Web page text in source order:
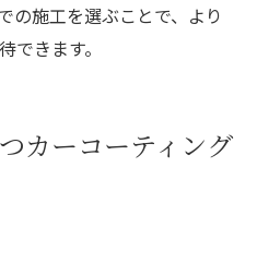
の施工を選ぶことで、より
できます。
カーコーティング